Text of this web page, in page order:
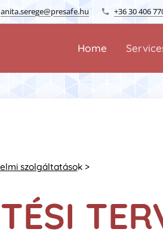
anita.serege@presafe.hu +36 30 406
Home
szolgáltatások >